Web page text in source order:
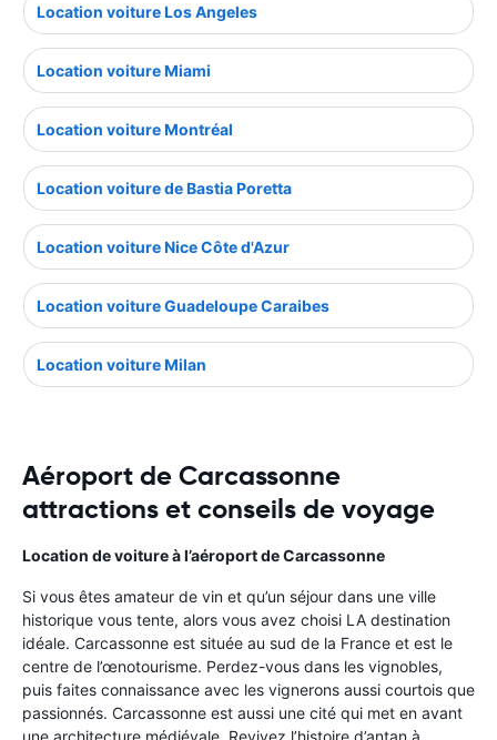
Location voiture Los Angeles
Location voiture Miami
Location voiture Montréal
Location voiture de Bastia Poretta
Location voiture Nice Côte d'Azur
Location voiture Guadeloupe Caraibes
Location voiture Milan
Aéroport de Carcassonne
attractions et conseils de voyage
Location de voiture à l’aéroport de Carcassonne
Si vous êtes amateur de vin et qu’un séjour dans une ville
historique vous tente, alors vous avez choisi LA destination
idéale. Carcassonne est située au sud de la France et est le
centre de l’œnotourisme. Perdez-vous dans les vignobles,
puis faites connaissance avec les vignerons aussi courtois que
passionnés. Carcassonne est aussi une cité qui met en avant
une architecture médiévale. Revivez l’histoire d’antan à